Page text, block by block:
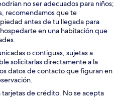
no ser adecuados para niños;
recomendamos que te
antes de tu llegada para
en una habitación que
o contiguas, sujetas a
solicitarlas directamente a la
datos de contacto que figuran en
de crédito. No se acepta